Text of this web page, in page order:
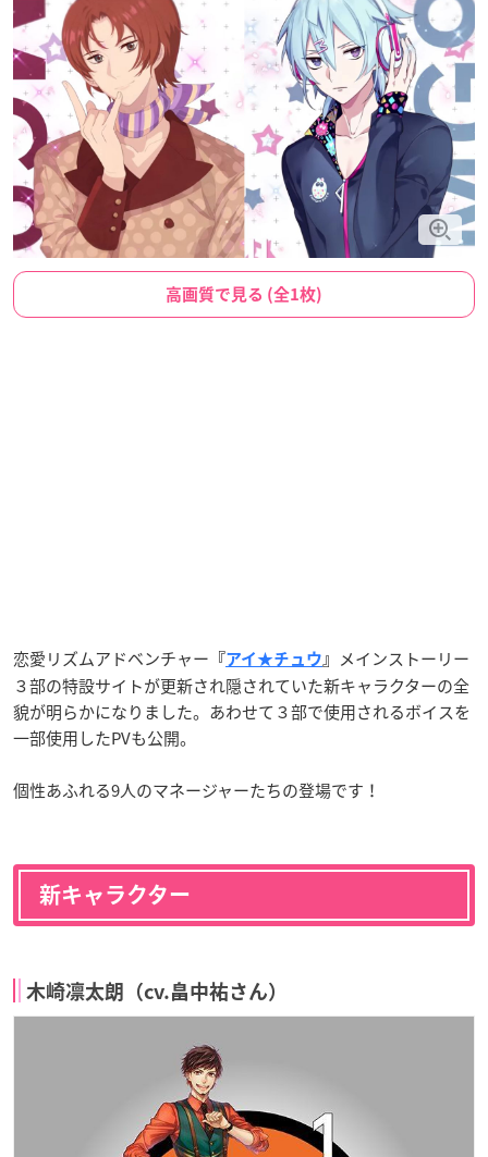
高画質で見る (全1枚)
恋愛リズムアドベンチャー 『アイ★チュウ 』
メインストーリー
３部の特設サイトが更新され隠されていた新キャラクターの全
貌が明らかになりました。あわせて３部で使用されるボイスを
一部使用したPVも公開。
個性あふれる9人のマネージャーたちの登場です！
新キャラクター
木崎凛太朗（cv.畠中祐さん）